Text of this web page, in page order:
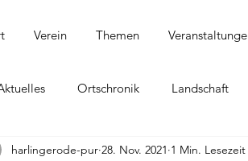
Verein Themen
Ortschronik Landschaft
2024 2025 2026
harlingerode-pur 28. Nov. 2021 1 Min. Lesezeit